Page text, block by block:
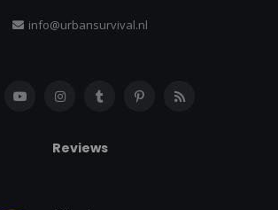
info@urbansurvival.nl
Reviews